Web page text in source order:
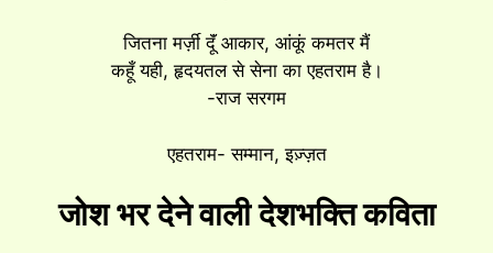
जितना मर्ज़ी दूॅं आकार, आंकूं कमतर मैं
कहूँ यही, हृदयतल से सेना का एहतराम है।
-राज सरगम
एहतराम- सम्मान, इज़्ज़त
जोश भर देने वाली देशभक्ति कविता